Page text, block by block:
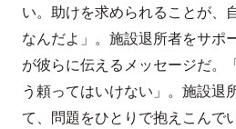
い。助けを求められることが、
なんだよ」。施設退所者をサポ
が彼らに伝えるメッセージだ。
う頼ってはいけない」。施設退
て、問題をひとりで抱えこんで